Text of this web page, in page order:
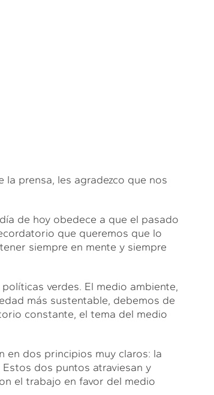
la prensa, les agradezco que nos
de hoy obedece a que el pasado
que queremos que lo
siempre en mente y siempre
verdes. El medio ambiente,
más sustentable, debemos de
constante, el tema del medio
en dos principios muy claros: la
dos puntos atraviesan y
el trabajo en favor del medio